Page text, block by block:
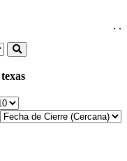
. .
texas